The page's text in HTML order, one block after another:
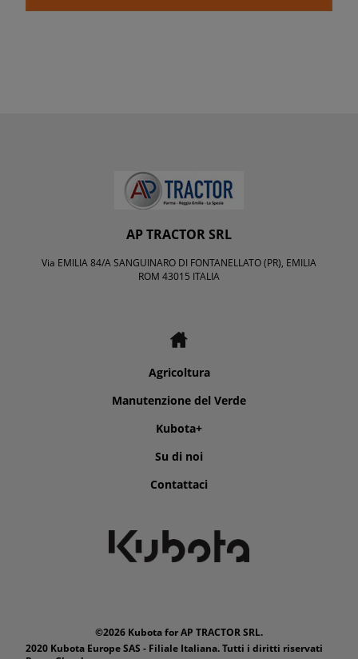
AP TRACTOR SRL
Via EMILIA 84/A SANGUINARO DI FONTANELLATO (PR), EMILIA
ROM 43015 ITALIA
Agricoltura
Manutenzione del Verde
Kubota+
Su di noi
Contattaci
©2026 Kubota for AP TRACTOR SRL.
2020 Kubota Europe SAS - Filiale Italiana. Tutti i diritti riservati